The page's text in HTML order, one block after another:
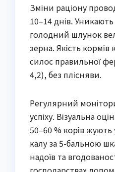
Зміни раціону
10–14 днів. Уникають
голодний шлунок
зерна. Якість
силос правильної
4,2), без плісняви.
Регулярний
успіху. Візуальна
50–60 % корів жують
калу за 5-бальною
надоїв та